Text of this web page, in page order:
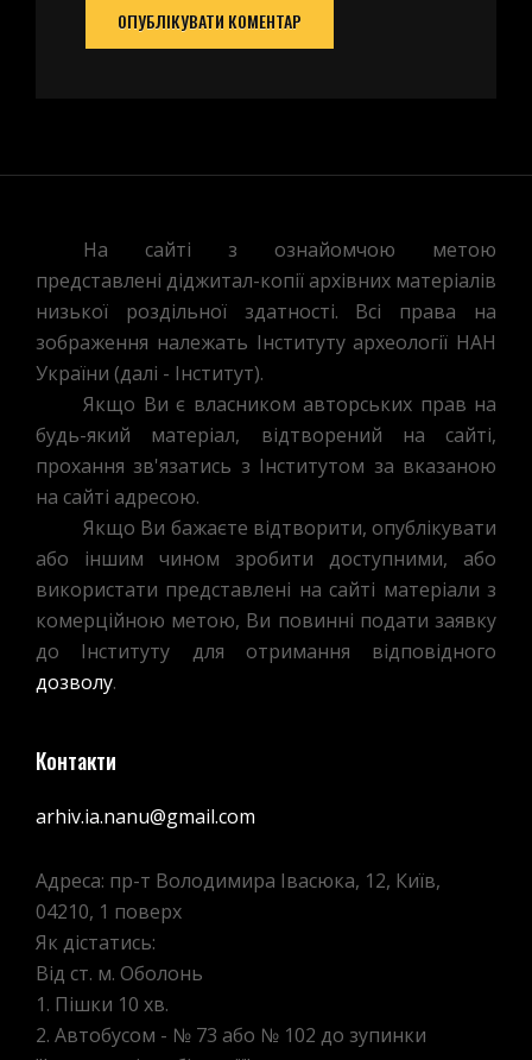
На сайті з ознайомчою метою
представлені діджитал-копії архівних матеріалів
низької роздільної здатності. Всі права на
зображення належать Інституту археології НАН
України (далі - Інститут).
Якщо Ви є власником авторських прав на
будь-який матеріал, відтворений на сайті,
прохання зв'язатись з Інститутом за вказаною
на сайті адресою.
Якщо Ви бажаєте відтворити, опублікувати
або іншим чином зробити доступними, або
використати представлені на сайті матеріали з
комерційною метою, Ви повинні подати заявку
до Інституту для отримання відповідного
дозволу.
Контакти
arhiv.ia.nanu@gmail.com
Адреса: пр-т Володимира Івасюка, 12, Київ,
04210, 1 поверх
Як дістатись:
Від ст. м. Оболонь
1. Пішки 10 хв.
2. Автобусом - № 73 або № 102 до зупинки